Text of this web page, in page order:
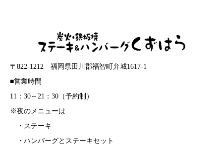
〒822-1212 福岡県田川郡福智町弁城1617-1
■営業時間
11：30～21：30（予約制）
※夜のメニューは
・ステーキ
・ハンバーグとステーキセット